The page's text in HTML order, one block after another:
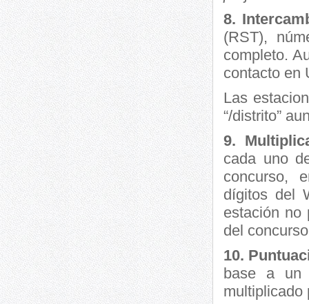
8.
(RST),
completo.
contacto en
Las
“/distrito”
9.
cada uno
concurso,
dígitos del
estación no
del
10.
base a un
multiplicado